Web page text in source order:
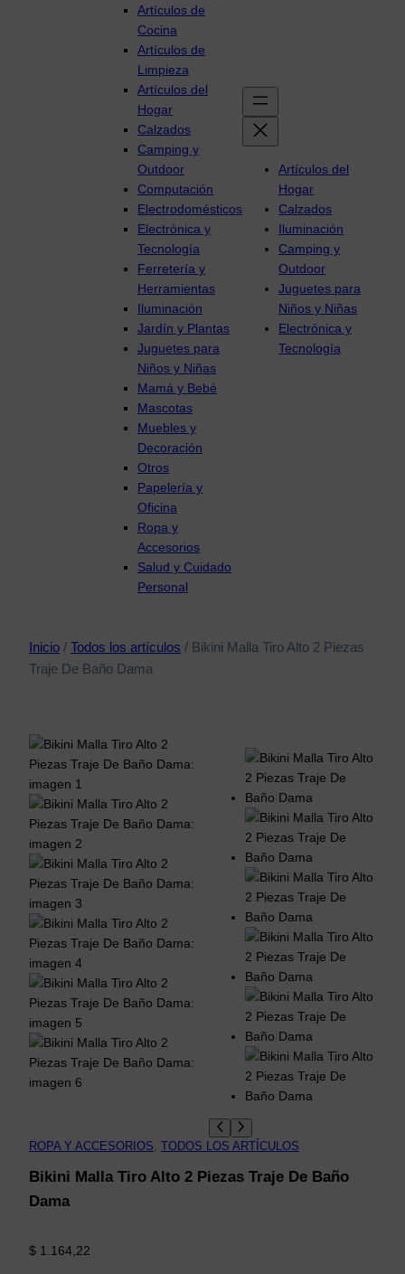
Artículos de
Cocina
Artículos de
Limpieza
Artículos del
Hogar
Calzados
Camping y
Outdoor
Computación
Electrodomésticos
Electrónica y
Tecnología
Ferretería y
Herramientas
Iluminación
Jardín y Plantas
Juguetes para
Niños y Niñas
Mamá y Bebé
Mascotas
Muebles y
Decoración
Otros
Papelería y
Oficina
Ropa y
Accesorios
Salud y Cuidado
Personal
Artículos del
Hogar
Calzados
Iluminación
Camping y
Outdoor
Juguetes para
Niños y Niñas
Electrónica y
Tecnología
Inicio / Todos los artículos / Bikini Malla Tiro Alto 2 Piezas
Traje De Baño Dama
ROPA Y ACCESORIOS TODOS LOS ARTÍCULOS
Bikini Malla Tiro Alto 2 Piezas Traje De Baño
Dama
$ 1.164,22